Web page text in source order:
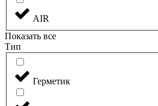
AIR
Показать все
Тип
Герметик